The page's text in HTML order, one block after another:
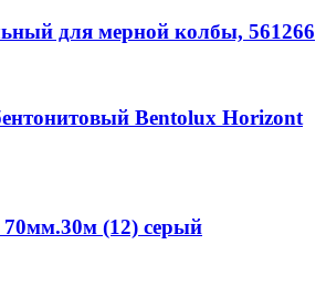
для мерной колбы, 561266
Bentolux Horizont
(12) серый